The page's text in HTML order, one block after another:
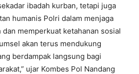
ibadah kurban, tetapi juga
humanis Polri dalam menjaga
memperkuat ketahanan sosial
akan terus mendukung
berdampak langsung bagi
ujar Kombes Pol Nandang